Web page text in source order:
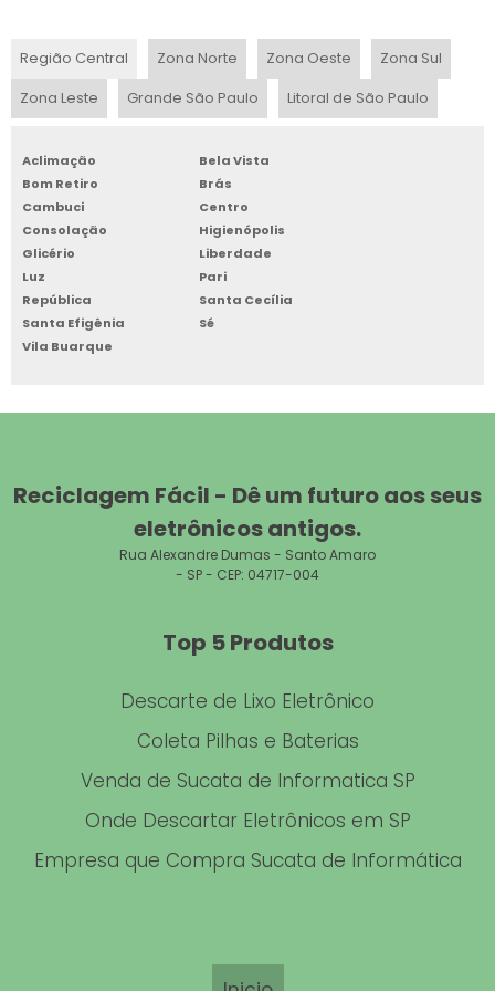
RECICLAGEM DE CABO DE REDE
EMPRESAS DE RECICLAGEM DE PLACAS ELETRÔNICAS
COMPRA SUCATA ELETRÔNICA
SUCATA DE INFORMÁTICA COMPRA
RECICLAGEM DE MONITOR CRT
DESCARTE DE INFORMÁTICA
SUCATA DE PC
EMPRESAS DE LOGÍSTICA REVERSA
RECICLAGEM DE NO BREAK
ONDE ENTREGAR MATERIAL INFORMÁTICO USADO
Região Central Zona Norte Zona Oeste
Zona Sul
Zona Leste
Grande São Paulo Litoral de São Paulo
Aclimação
Bela Vista
Bom Retiro
Brás
Cambuci
Centro
Consolação
Higienópolis
Glicério
Liberdade
Luz
Pari
República
Santa Cecília
Santa Efigênia
Sé
Vila Buarque
Reciclagem Fácil - Dê um futuro aos seus
eletrônicos antigos.
Rua Alexandre Dumas - Santo Amaro
- SP - CEP: 04717-004
Top 5 Produtos
Descarte de Lixo Eletrônico
Coleta Pilhas e Baterias
Venda de Sucata de Informatica SP
Onde Descartar Eletrônicos em SP
Empresa que Compra Sucata de Informática